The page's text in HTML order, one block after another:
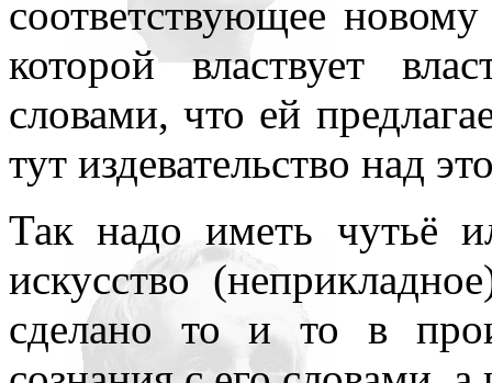
соответствующее
которой властвует
словами, что ей
тут издевательство над
Так надо иметь чутьё
искусство
сделано то и то в